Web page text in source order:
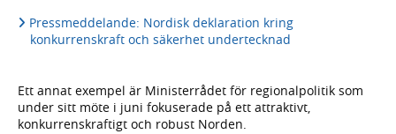
Pressmeddelande: Nordisk deklaration kring
konkurrenskraft och säkerhet undertecknad
Ett annat exempel är Ministerrådet för regionalpolitik som
under sitt möte i juni fokuserade på ett attraktivt,
konkurrenskraftigt och robust Norden.